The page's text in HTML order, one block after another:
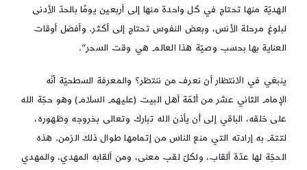
الهديّة منها تحتاج في كل واحدة منها إلى أربعين يومًا بالحدّ الأدنى
لبلوغ مرحلة الأنس، وبعض النفوس تحتاج إلى أكثر. وأفضل أوقات
العناية بها بحسب وصيّة هذا العالم هي وقت السحر”.
ينبغي في الانتظار أن نعرف من ننتظر؟ والمعرفة السطحيّة أنّه
الإمام الثاني عشر من أئمّة أهل البيت (عليهم السلام) وهو حجّة الله
على خلقه، الباقي إلى أن يأذن الله تبارك وتعالى بخروجه وظهوره،
لتتمّ به إرادته التي منع الناس من إتمامها طوال ذلك الزمن. هذه
الحجّة لها عدّة ألقاب، ولكلّ لقب معنى، ومن ألقابه المهدي، والمهدي